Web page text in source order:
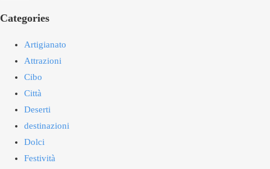
Categories
Artigianato
Attrazioni
Cibo
Città
Deserti
destinazioni
Dolci
Festività